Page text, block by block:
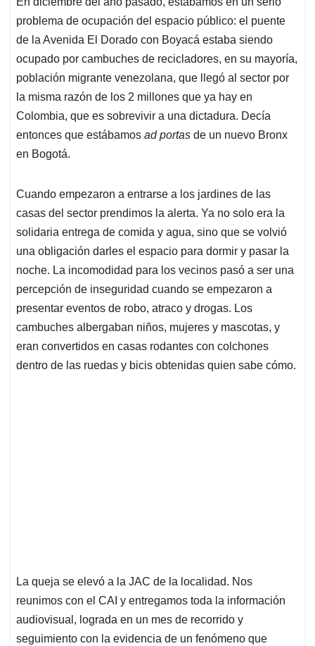
s
A
p
p
b
o
o
k
e
d
I
n
l
a
d
s
problema de ocupación del espacio público: el puente
de la Avenida El Dorado con Boyacá estaba siendo
ocupado por cambuches de recicladores, en su mayoría,
población migrante venezolana, que llegó al sector por
la misma razón de los 2 millones que ya hay en
Colombia, que es sobrevivir a una dictadura. Decía
entonces que estábamos ad portas de un nuevo Bronx
en Bogotá.
Cuando empezaron a entrarse a los jardines de las
casas del sector prendimos la alerta. Ya no solo era la
solidaria entrega de comida y agua, sino que se volvió
una obligación darles el espacio para dormir y pasar la
noche. La incomodidad para los vecinos pasó a ser una
percepción de inseguridad cuando se empezaron a
presentar eventos de robo, atraco y drogas. Los
cambuches albergaban niños, mujeres y mascotas, y
eran convertidos en casas rodantes con colchones
dentro de las ruedas y bicis obtenidas quien sabe cómo.
La queja se elevó a la JAC de la localidad. Nos
reunimos con el CAI y entregamos toda la información
audiovisual, lograda en un mes de recorrido y
seguimiento con la evidencia de un fenómeno que